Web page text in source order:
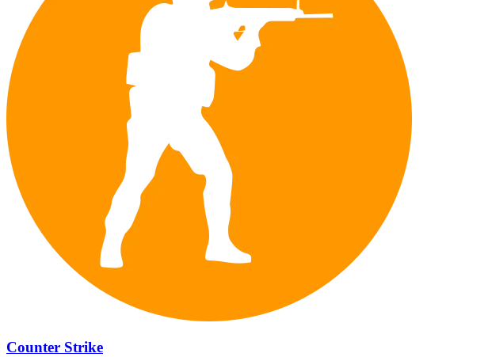
Counter Strike